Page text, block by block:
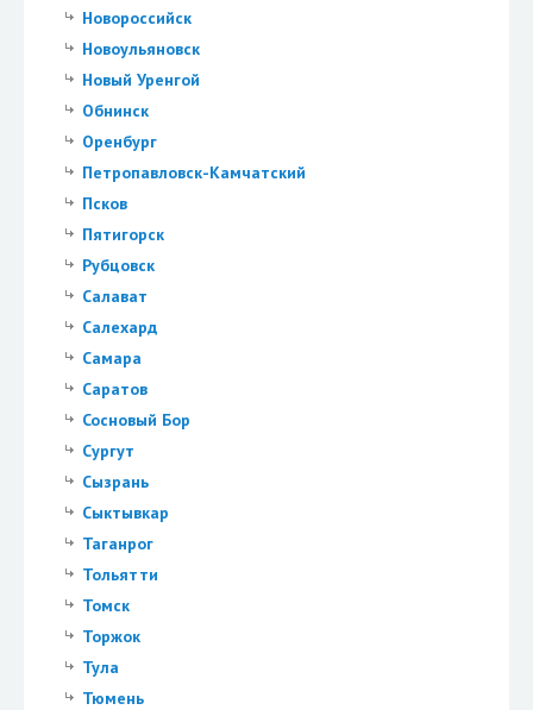
Новороссийск
Новоульяновск
Новый Уренгой
Обнинск
Оренбург
Петропавловск-Камчатский
Псков
Пятигорск
Рубцовск
Салават
Салехард
Самара
Саратов
Сосновый Бор
Сургут
Сызрань
Сыктывкар
Таганрог
Тольятти
Томск
Торжок
Тула
Тюмень